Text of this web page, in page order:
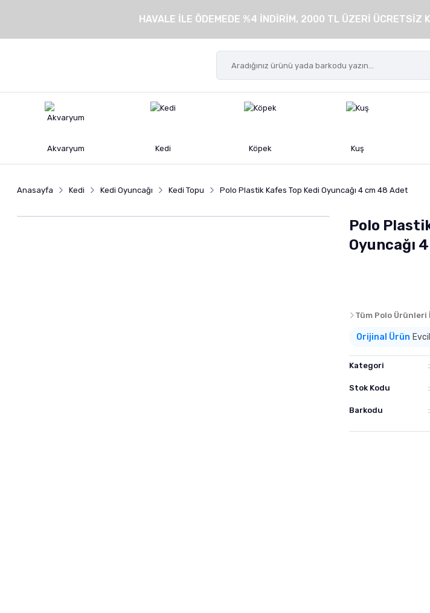
HAVALE İLE ÖDEMEDE %4 İNDİRİM, 2000 TL ÜZERİ ÜCRETSİZ
Akvaryum Kedi Köpek Kuş
Anasayfa Kedi Kedi Oyuncağı Kedi Topu Polo Plastik Kafes Top Kedi Oyuncağı 4 cm 48 Adet
Polo
Oyuncağı
Tüm Polo Ürünleri
Orijinal Ürün
Kategori
Stok Kodu
Barkodu